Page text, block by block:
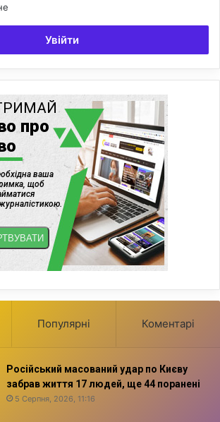
Увійти
Популярні Коментарі
Російський масований удар по Києву
забрав життя 17 людей, ще 44 поранені
5 Серпня, 2026, 11:16